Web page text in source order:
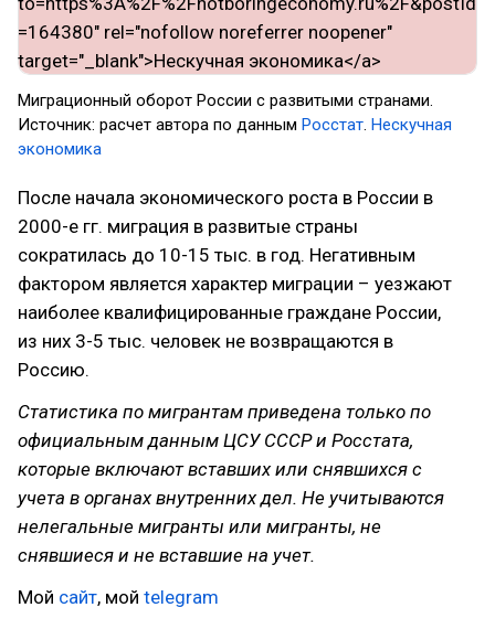
Миграционный оборот России с развитыми странами.
Источник: расчет автора по данным Росстат. Нескучная
экономика
После начала экономического роста в России в
2000-е гг. миграция в развитые страны
сократилась до 10-15 тыс. в год. Негативным
фактором является характер миграции – уезжают
наиболее квалифицированные граждане России,
из них 3-5 тыс. человек не возвращаются в
Россию.
Статистика по мигрантам приведена только по
официальным данным ЦСУ СССР и Росстата,
которые включают вставших или снявшихся с
учета в органах внутренних дел. Не учитываются
нелегальные мигранты или мигранты, не
снявшиеся и не вставшие на учет.
Мой сайт, мой telegram